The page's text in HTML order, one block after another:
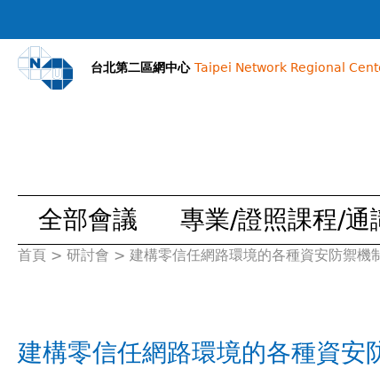
台北第二區網中心 Taipei Network Regional
全部會議 專業/證照課程/通
您
這
首頁 > 研討會 > 建構零信任網路環境的各種資安防禦機
建構零信任網路環境的各種資安